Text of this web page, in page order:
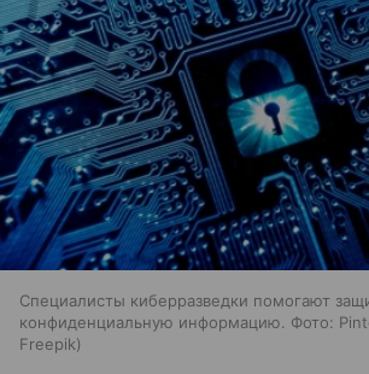
Специалисты киберразведки помогают
конфиденциальную информацию. Фото:
Freepik